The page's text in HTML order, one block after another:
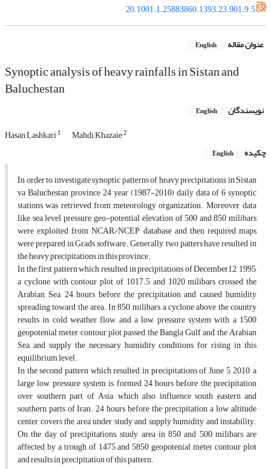
20.1001.1.25883860.1393.23.901.9.5
عنوان مقاله English
Synoptic analysis of heavy rainfalls in Sistan and
Baluchestan
نویسندگان English
Hasan Lashkari1 Mahdi Khazaie2
چکیده English
In order to investigate synoptic patterns of heavy precipitations in Sistan
va Baluchestan province, 24 year (1987-2010) daily data of 6 synoptic
stations was retrieved from meteorology organization. Moreover, data
like sea level pressure, geo-potential elevation of 500 and 850 milibars
were exploited from NCAR/NCEP database and then required maps
were prepared in Grads software. Generally, two patters have resulted in
the heavy precipitations in this province.
In the first pattern which resulted in precipitations of December12, 1995,
a cyclone with contour plot of 1017.5 and 1020 milibars crossed the
Arabian Sea, 24 hours before the precipitation and caused humidity
spreading toward the area. In 850 milibars, a cyclone above the country
results in cold weather flow and a low pressure system with a 1500
geopotenial meter contour plot passed the Bangla Gulf and the Arabian
Sea and supply the necessary humidity conditions for rising in this
equilibrium level.
In the second pattern which resulted in precipitations of June 5, 2010, a
large low pressure system is formed 24 hours before the precipitation
over southern part of Asia, which also influence south eastern and
southern parts of Iran. 24 hours before the precipitation, a low altitude
center covers the area under study and supply humidity and instability.
On the day of precipitations, study area in 850 and 500 milibars are
affected by a trough of 1475 and 5850 geopotenial meter contour plot
and results in precipitation of this pattern.